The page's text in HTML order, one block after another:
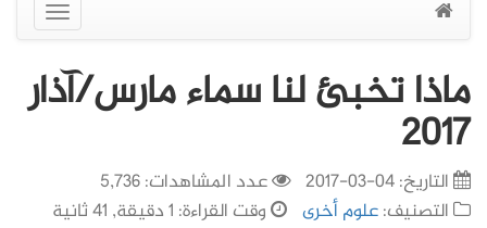
عرض
القائمة
ماذا تخبئ لنا سماء مارس/آذار
2017
التاريخ:04-03-2017
عدد المشاهدات: 5,736
التصنيف:علوم أخرى وقت القراءة: 1 دقيقة, 41 ثانية